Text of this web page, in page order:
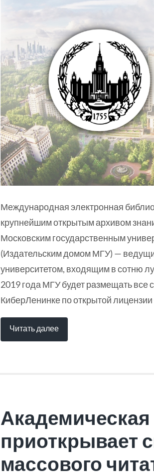
Международная электронная
крупнейшим открытым архивом
Московским государственным
(Издательским домом МГУ) —
университетом, входящим в сотню
2019 года МГУ будет размещать все
КиберЛенинке по открытой
Читать далее
приоткрывает
массового